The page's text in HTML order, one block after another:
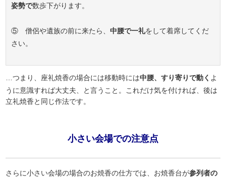
姿勢で数歩下がります。
⑤ 僧侶や遺族の前に来たら、中腰で一礼をして着席してくだ
さい。
…つまり、座礼焼香の場合には移動時には中腰、すり寄りで動く よ
うに意識すれば大丈夫、と言うこと。これだけ気を付ければ、後は
立礼焼香と同じ作法です。
小さい会場での注意点
さらに小さい会場の場合のお焼香の仕方では、お焼香台が参列者の